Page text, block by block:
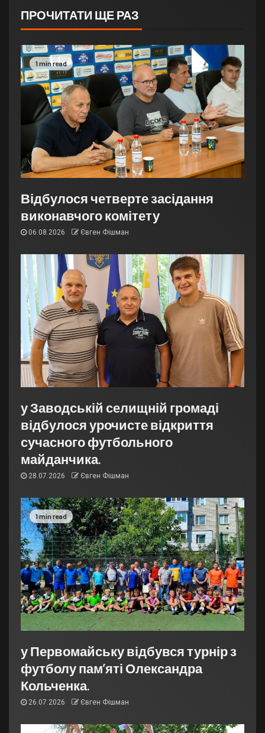
ПРОЧИТАТИ ЩЕ РАЗ
1 min read
Відбулося четверте засідання
виконавчого комітету
06.08.2026 Євген Фішман
у Заводській селищній громаді
відбулося урочисте відкриття
сучасного футбольного
майданчика.
28.07.2026 Євген Фішман
1 min read
у Первомайську відбувся турнір з
футболу пам’яті Олександра
Кольченка.
26.07.2026 Євген Фішман